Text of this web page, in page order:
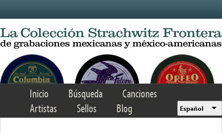
Inicio Búsqueda
Canciones
Artistas
Sellos Blog Español